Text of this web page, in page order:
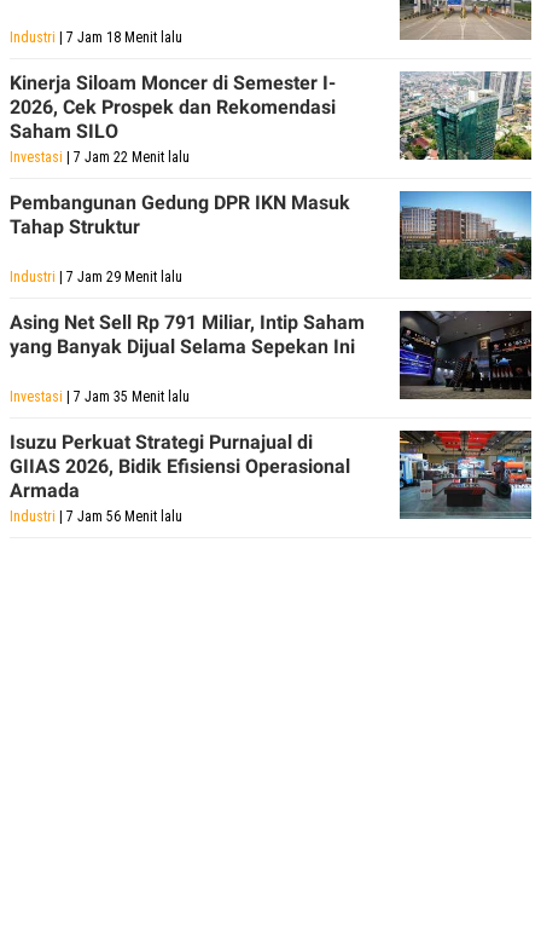
Industri | 7 Jam 18 Menit lalu
Kinerja Siloam Moncer di Semester I-
2026, Cek Prospek dan Rekomendasi
Saham SILO
Investasi | 7 Jam 22 Menit lalu
Pembangunan Gedung DPR IKN Masuk
Tahap Struktur
Industri | 7 Jam 29 Menit lalu
Asing Net Sell Rp 791 Miliar, Intip Saham
yang Banyak Dijual Selama Sepekan Ini
Investasi | 7 Jam 35 Menit lalu
Isuzu Perkuat Strategi Purnajual di
GIIAS 2026, Bidik Efisiensi Operasional
Armada
Industri | 7 Jam 56 Menit lalu